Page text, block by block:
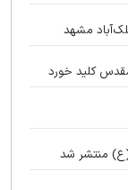
مشهد
کلید خورد
منتشر شد